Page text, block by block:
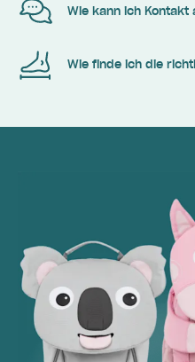
Wie kann ich Kontakt
Wie finde ich die